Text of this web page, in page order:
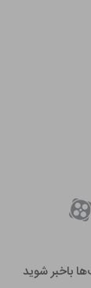
با‌خبر شوید